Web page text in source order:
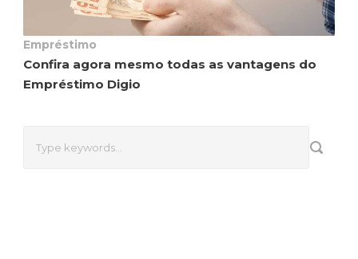
Empréstimo
Confira agora mesmo todas as vantagens do
Empréstimo Digio